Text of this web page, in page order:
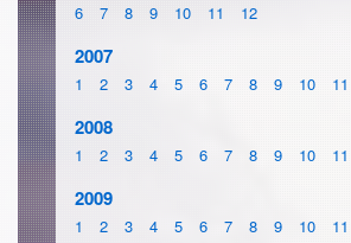
6 7 8 9 10 11 12
2007
1 2 3 4 5 6 7 8 9 10 11
2008
1 2 3 4 5 6 7 8 9 10 11
2009
1 2 3 4 5 6 7 8 9 10 11